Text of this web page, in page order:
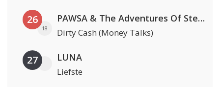
26
18
PAWSA & The Adventures Of Stevie V
Dirty Cash (Money Talks)
27 LUNA
Liefste